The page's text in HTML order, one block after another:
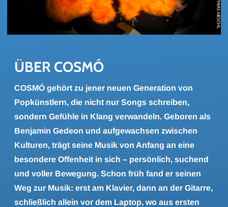
ÜBER COSMÓ
COSMÓ gehört zu jener neuen Generation von
Popkünstlern, die nicht nur Songs schreiben,
sondern Gefühle in Klang verwandeln. Geboren als
Benjamin Gedeon und aufgewachsen zwischen
Kulturen, trägt seine Musik von Anfang an eine
besondere Offenheit in sich – persönlich, suchend
und voller Bewegung. Schon früh fand er seinen
Weg zur Musik: erst am Klavier, dann an der Gitarre,
schließlich allein vor dem Laptop, wo aus ersten